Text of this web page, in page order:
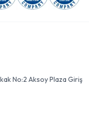
No:2 Aksoy Plaza Giriş